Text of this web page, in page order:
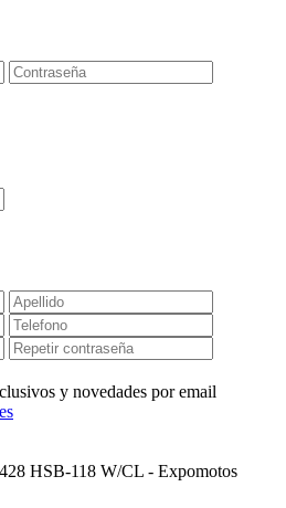
y novedades por email